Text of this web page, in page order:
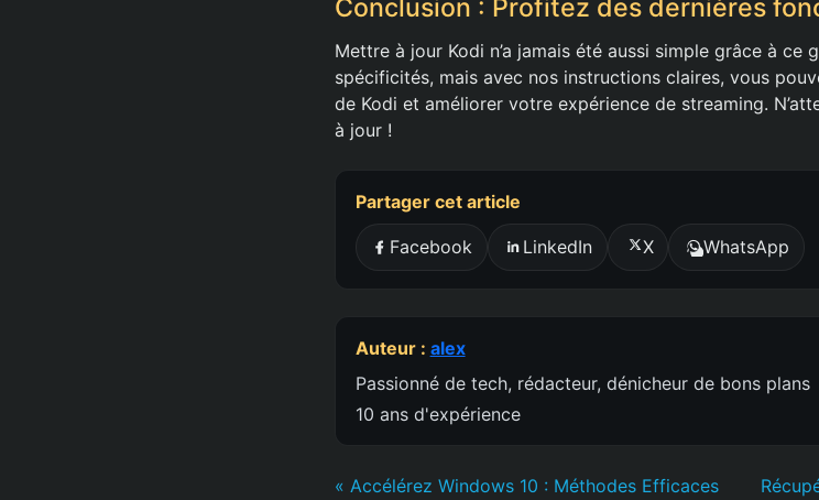
Conclusion : Profitez des dernières
Mettre à jour Kodi n’a jamais été aussi simple grâce à ce
spécificités, mais avec nos instructions claires, vous
de Kodi et améliorer votre expérience de streaming.
à jour !
Partager cet article
Facebook LinkedIn X WhatsApp
Auteur : alex
Passionné de tech, rédacteur, dénicheur de bons plans
10 ans d'expérience
« Accélérez Windows 10 : Méthodes Efficaces